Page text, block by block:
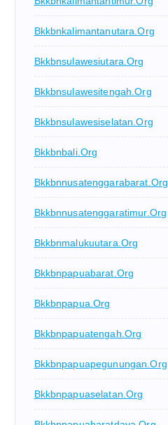
Bkkbnkalimantanutara.org
Bkkbnsulawesiutara.org
Bkkbnsulawesitengah.org
Bkkbnsulawesiselatan.org
Bkkbnbali.org
Bkkbnnusatenggarabarat.org
Bkkbnnusatenggaratimur.org
Bkkbnmalukuutara.org
Bkkbnpapuabarat.org
Bkkbnpapua.org
Bkkbnpapuatengah.org
Bkkbnpapuapegunungan.org
Bkkbnpapuaselatan.org